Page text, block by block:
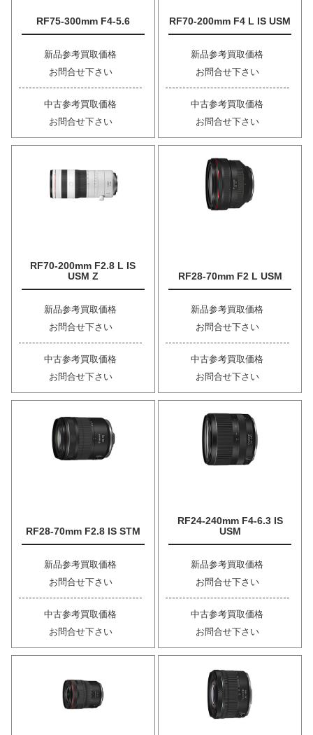
RF75-300mm F4-5.6
新品参考買取価格
お問合せ下さい
中古参考買取価格
お問合せ下さい
RF70-200mm F4 L IS USM
新品参考買取価格
お問合せ下さい
中古参考買取価格
お問合せ下さい
RF70-200mm F2.8 L IS
USM Z
新品参考買取価格
お問合せ下さい
中古参考買取価格
お問合せ下さい
RF28-70mm F2 L USM
新品参考買取価格
お問合せ下さい
中古参考買取価格
お問合せ下さい
RF28-70mm F2.8 IS STM
新品参考買取価格
お問合せ下さい
中古参考買取価格
お問合せ下さい
RF24-240mm F4-6.3 IS
USM
新品参考買取価格
お問合せ下さい
中古参考買取価格
お問合せ下さい